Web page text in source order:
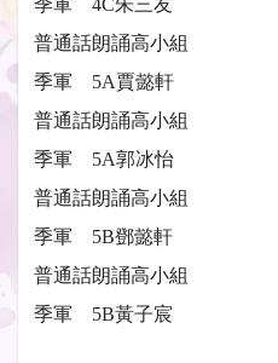
季軍 4C朱三友
普通話朗誦高小組
季軍 5A賈懿軒
普通話朗誦高小組
季軍 5A郭冰怡
普通話朗誦高小組
季軍 5B鄧懿軒
普通話朗誦高小組
季軍 5B黃子宸